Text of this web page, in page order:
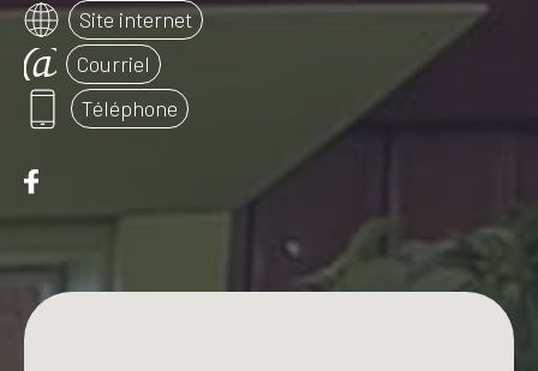
Site internet
Courriel
Téléphone